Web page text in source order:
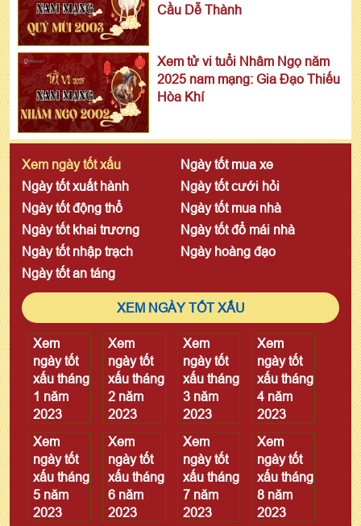
Cầu Dễ Thành
Xem tử vi tuổi Nhâm Ngọ năm
2025 nam mạng: Gia Đạo Thiếu
Hòa Khí
Xem ngày tốt xấu
Ngày tốt mua xe
Ngày tốt xuất hành
Ngày tốt cưới hỏi
Ngày tốt động thổ
Ngày tốt mua nhà
Ngày tốt khai trương
Ngày tốt đổ mái nhà
Ngày tốt nhập trạch
Ngày hoàng đạo
Ngày tốt an táng
XEM NGÀY TỐT XẤU
Xem
ngày tốt
xấu tháng
1 năm
2023
Xem
ngày tốt
xấu tháng
2 năm
2023
Xem
ngày tốt
xấu tháng
3 năm
2023
Xem
ngày tốt
xấu tháng
4 năm
2023
Xem
ngày tốt
xấu tháng
5 năm
2023
Xem
ngày tốt
xấu tháng
6 năm
2023
Xem
ngày tốt
xấu tháng
7 năm
2023
Xem
ngày tốt
xấu tháng
8 năm
2023